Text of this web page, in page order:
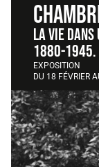
La vie
1880-1945.
EXPOSITION
DU 18 FÉVRIER